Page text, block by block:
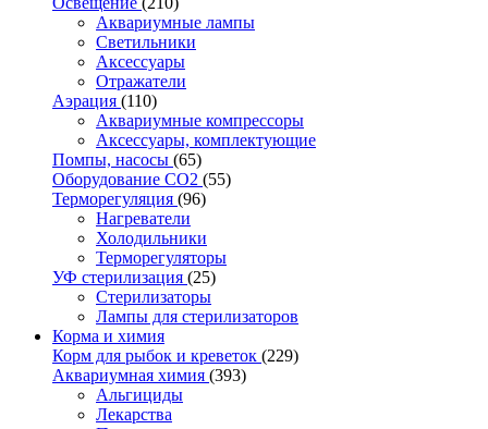
Аквариумные лампы
Светильники
Аксессуары
Отражатели
Аэрация (110)
Аквариумные компрессоры
Аксессуары, комплектующие
Помпы, насосы (65)
Оборудование CO2 (55)
Терморегуляция (96)
Нагреватели
Холодильники
Терморегуляторы
УФ стерилизация (25)
Стерилизаторы
Лампы для стерилизаторов
Корма и химия
Корм для рыбок и креветок (229)
Аквариумная химия (393)
Альгициды
Лекарства